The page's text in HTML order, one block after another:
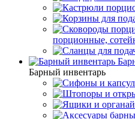
порционные,
Барный инвентарь